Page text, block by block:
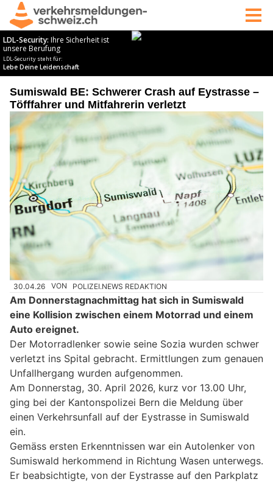
Sumiswald BE: Schwerer Crash auf Eystrasse –
Töfffahrer und Mitfahrerin verletzt
30.04.26 VON POLIZEI.NEWS REDAKTION
Am Donnerstagnachmittag hat sich in Sumiswald
eine Kollision zwischen einem Motorrad und einem
Auto ereignet.
Der Motorradlenker sowie seine Sozia wurden schwer
verletzt ins Spital gebracht. Ermittlungen zum genauen
Unfallhergang wurden aufgenommen.
Am Donnerstag, 30. April 2026, kurz vor 13.00 Uhr,
ging bei der Kantonspolizei Bern die Meldung über
einen Verkehrsunfall auf der Eystrasse in Sumiswald
ein.
Gemäss ersten Erkenntnissen war ein Autolenker von
Sumiswald herkommend in Richtung Wasen unterwegs.
Er beabsichtigte, von der Eystrasse auf den Parkplatz